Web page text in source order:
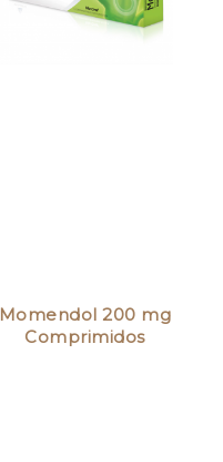
Momendol 200 mg
Comprimidos